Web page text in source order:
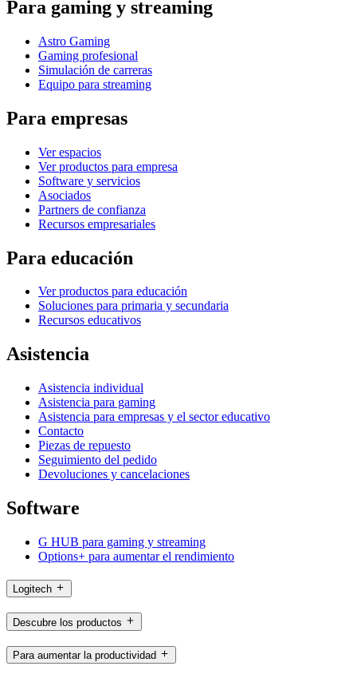
Para gaming y streaming
Astro Gaming
Gaming profesional
Simulación de carreras
Equipo para streaming
Para empresas
Ver espacios
Ver productos para empresa
Software y servicios
Asociados
Partners de confianza
Recursos empresariales
Para educación
Ver productos para educación
Soluciones para primaria y secundaria
Recursos educativos
Asistencia
Asistencia individual
Asistencia para gaming
Asistencia para empresas y el sector educativo
Contacto
Piezas de repuesto
Seguimiento del pedido
Devoluciones y cancelaciones
Software
G HUB para gaming y streaming
Options+ para aumentar el rendimiento
Logitech
Descubre los productos
Para aumentar la productividad